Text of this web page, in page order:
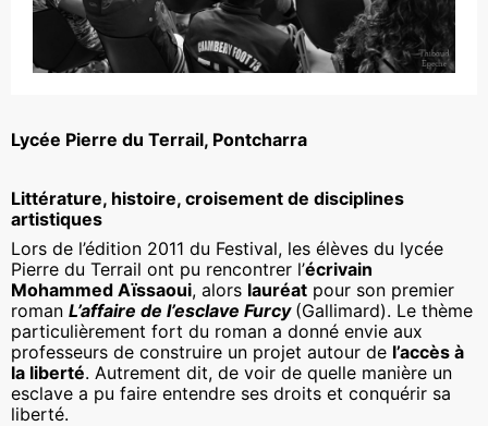
Lycée Pierre du Terrail, Pontcharra
Littérature, histoire, croisement de disciplines
artistiques
Lors de l’édition 2011 du Festival, les élèves du lycée
Pierre du Terrail ont pu rencontrer l’écrivain
Mohammed Aïssaoui, alors lauréat pour son premier
roman L’affaire de l’esclave Furcy (Gallimard). Le thème
particulièrement fort du roman a donné envie aux
professeurs de construire un projet autour de l’accès à
la liberté. Autrement dit, de voir de quelle manière un
esclave a pu faire entendre ses droits et conquérir sa
liberté.